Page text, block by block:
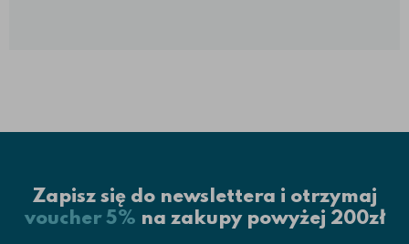
Zapisz się do newslettera i otrzymaj
voucher 5% na zakupy powyżej 200zł